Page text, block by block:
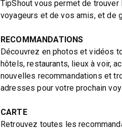
TipShout vous permet de
voyageurs et de vos amis, et de
RECOMMANDATIONS
Découvrez en photos et vidéos
hôtels, restaurants, lieux à voir,
nouvelles recommandations et
adresses pour votre prochain
CARTE
Retrouvez toutes les